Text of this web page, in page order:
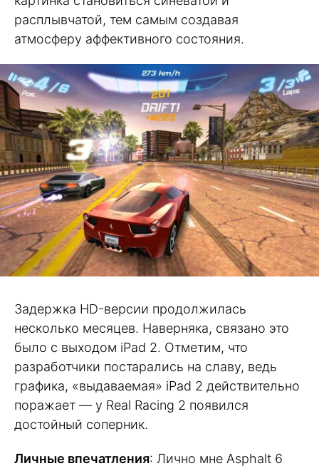
расплывчатой, тем самым создавая
атмосферу аффективного состояния.
Задержка HD-версии продолжилась
несколько месяцев. Наверняка, связано это
было с выходом iPad 2. Отметим, что
разработчики постарались на славу, ведь
графика, «выдаваемая» iPad 2 действительно
поражает — у Real Racing 2 появился
достойный соперник.
Личные впечатления: Лично мне Asphalt 6